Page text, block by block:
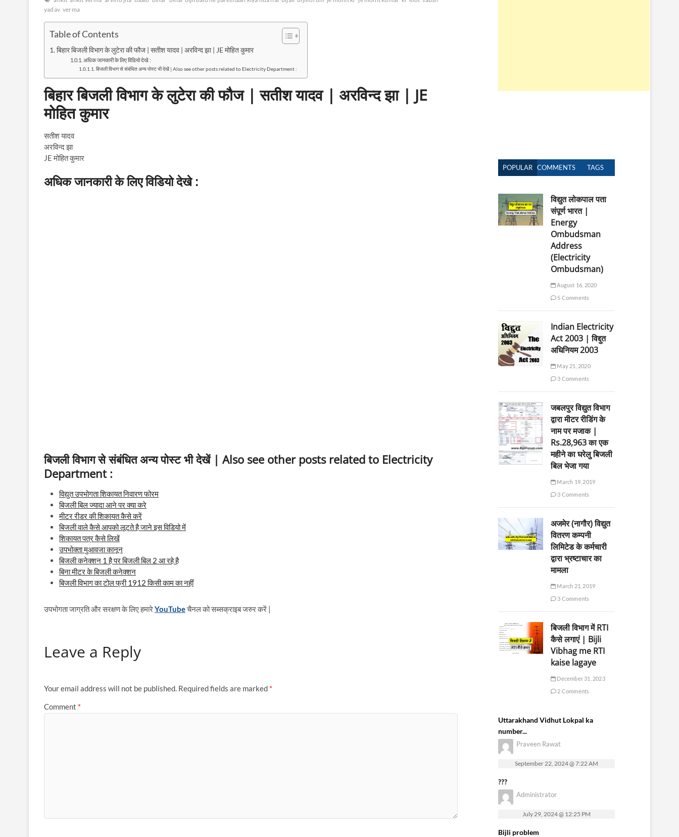
yadav verma
Table of Contents
बिहार बिजली विभाग के लुटेरा की फौज | सतीश यादव | अरविन्द झा | JE मोहित कुमार
अधिक जानकारी के लिए विडियो देखे :
बिजली विभाग से संबंधित अन्य पोस्ट भी देखें | Also see other posts related to Electricity Department :
बिहार बिजली विभाग के लुटेरा की फौज | सतीश यादव | अरविन्द झा | JE
मोहित कुमार
सतीश यादव
अरविन्द झा
JE मोहित कुमार
अधिक जानकारी के लिए विडियो देखे :
बिजली विभाग से संबंधित अन्य पोस्ट भी देखें | Also see other posts related to Electricity
Department :
विद्युत उपभोगता शिकायत निवारण फोरम
बिजली बिल ज्यादा आने पर क्या करे
मीटर रीडर की शिकायत कैसे करें
बिजली वाले कैसे आपको लूटते है जाने इस विडियो में
शिकायत पत्र कैसे लिखें
उपभोक्ता मुआवजा कानून
बिजली कनेक्शन 1 है पर बिजली बिल 2 आ रहे है
बिना मीटर के बिजली कनेक्शन
बिजली विभाग का टोल फ्री 1912 किसी काम का नहीं
उपभोगता जाग्रति और सरक्षण के लिए हमारेYouTubeचैनल को सब्सक्राइब जरुर करें |
Leave a Reply
Your email address will not be published. Required fields are marked *
Comment *
POPULAR COMMENTS TAGS
विद्युत लोकपाल पता
संपूर्ण भारत |
Energy
Ombudsman
Address
(Electricity
Ombudsman)
August 16, 2020
5 Comments
Indian Electricity
Act 2003 | विद्दुत
अधिनियम 2003
May 21, 2020
3 Comments
जबलपुर विद्युत विभाग
द्वारा मीटर रीडिंग के
नाम पर मजाक |
Rs.28,963 का एक
महीने का घरेलु बिजली
बिल भेजा गया
March 19, 2019
3 Comments
अजमेर (नागौर) विद्युत
वितरण कम्पनी
लिमिटेड के कर्मचारी
द्वारा भ्रष्टाचार का
मामला
March 21, 2019
3 Comments
बिजली विभाग में RTI
कैसे लगाएं | Bijli
Vibhag me RTI
kaise lagaye
December 31, 2023
2 Comments
Uttarakhand Vidhut Lokpal ka
number...
Praveen Rawat
September 22, 2024 @ 7:22 AM
???
Administrator
July 29, 2024 @ 12:25 PM
Bijli problem